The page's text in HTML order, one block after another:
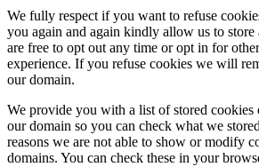
We fully respect if you want to refuse
you again and again kindly allow us to store
are free to opt out any time or opt in for
experience. If you refuse cookies we will
our domain.
We provide you with a list of stored cookies
our domain so you can check what we
reasons we are not able to show or modify
domains. You can check these in your